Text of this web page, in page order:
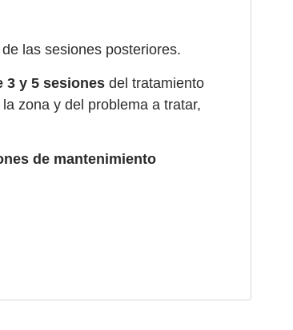
las sesiones posteriores.
3 y 5 sesiones del tratamiento
zona y del problema a tratar,
de mantenimiento